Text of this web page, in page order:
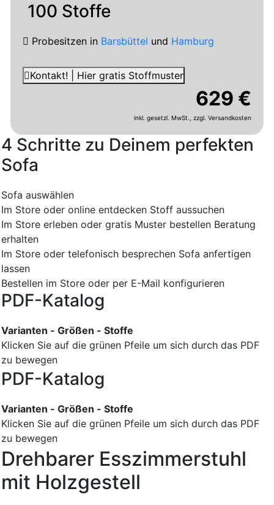
100 Stoffe
Probesitzen in Barsbüttel und Hamburg
Kontakt! | Hier gratis Stoffmuster
629 €
inkl. gesetzl. MwSt., zzgl. Versandkosten
4 Schritte zu Deinem perfekten
Sofa
Sofa auswählen
Im Store oder online entdecken Stoff aussuchen
Im Store erleben oder gratis Muster bestellen Beratung
erhalten
Im Store oder telefonisch besprechen Sofa anfertigen
lassen
Bestellen im Store oder per E-Mail konfigurieren
PDF-Katalog
Varianten - Größen - Stoffe
Klicken Sie auf die grünen Pfeile um sich durch das PDF
zu bewegen
PDF-Katalog
Varianten - Größen - Stoffe
Klicken Sie auf die grünen Pfeile um sich durch das PDF
zu bewegen
Drehbarer Esszimmerstuhl
mit Holzgestell